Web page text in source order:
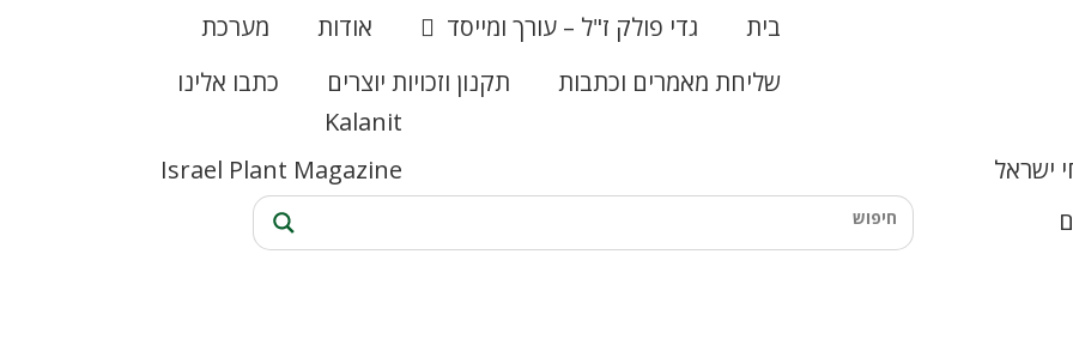
בית גדי פולק ז"ל – עורך ומייסד אודות
מערכת
שליחת מאמרים וכתבות
תקנון וזכויות יוצרים כתבו אלינו
ישראל
Kalanit
Israel Plant Magazine